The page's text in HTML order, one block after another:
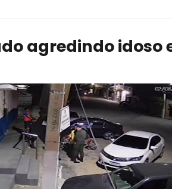
agredindo idoso